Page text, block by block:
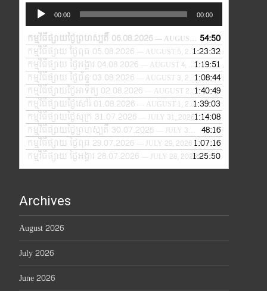
Audio
Player
00:00 00:00
កម្មវិធីផ្សាយថ្ងៃព្រហស្បតិ៍ 06.08.2026— AUGUST 6, 2026
54:50
កម្មវិធីផ្សាយ ថ្ងៃពុធ 05.08.2026
— AUGUST 5, 2026 1:23:32
កម្មវិធីផ្សាយ ថ្ងៃអង្គារ 04.08.2026
— AUGUST 4, 2026
1:19:51
កម្មវិធីផ្សាយ ថ្ងៃច័ន្ទ 03.08.2026
— AUGUST 3, 2026 1:08:44
កម្មវិធីផ្សាយថ្ងៃអាទិត្យ 02.08.2026
— AUGUST 2, 2026 1:40:49
កម្មវិធីផ្សាយថ្ងៃសៅរ៍ 01.08.2026
— AUGUST 1, 2026 1:39:03
កម្មវិធីផ្សាយថ្ងៃសុក្រ 31.07.2026
— JULY 31, 20261:14:08
កម្មវិធីផ្សាយថ្ងៃព្រហស្បតិ៍ 30.07.2026
— JULY 30, 2026
48:16
កម្មវិធីផ្សាយ ថ្ងៃពុធ 29.07.2026
— JULY 29, 20261:07:16
កម្មវិធីផ្សាយ ថ្ងៃអង្គារ 28.07.2026
— JULY 28, 20261:25:50
Archives
August 2026
July 2026
June 2026